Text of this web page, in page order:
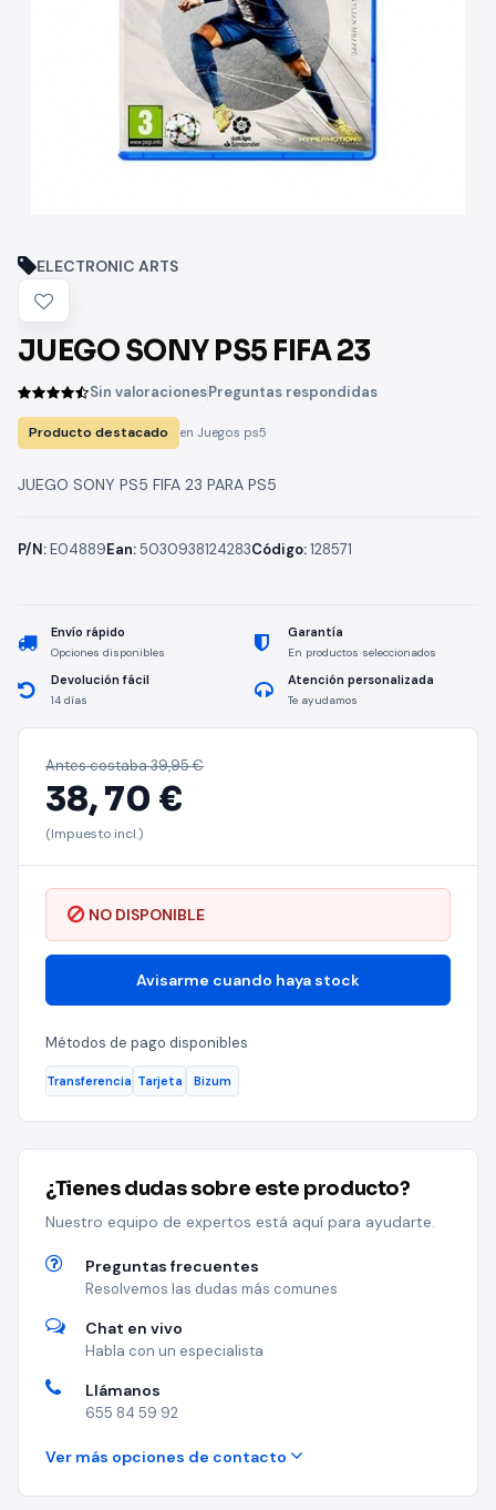
ELECTRONIC ARTS
JUEGO SONY PS5 FIFA 23
Sin valoracionesPreguntas respondidas
Producto destacado en Juegos ps5
JUEGO SONY PS5 FIFA 23 PARA PS5
P/N:E04889Ean:5030938124283Código:128571
Envío rápido
Opciones disponibles
Garantía
En productos seleccionados
Devolución fácil
14 días
Atención personalizada
Te ayudamos
Antes costaba39,95 €
38,70 €
(Impuesto incl.)
NO DISPONIBLE
Avisarme cuando haya stock
Métodos de pago disponibles
Transferencia Tarjeta Bizum
¿Tienes dudas sobre este producto?
Nuestro equipo de expertos está aquí para ayudarte.
Preguntas frecuentes
Resolvemos las dudas más comunes
Chat en vivo
Habla con un especialista
Llámanos
655 84 59 92
Ver más opciones de contacto